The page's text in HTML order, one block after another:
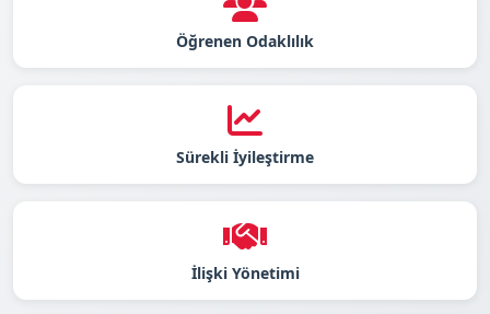
Öğrenen Odaklılık
Sürekli İyileştirme
İlişki Yönetimi